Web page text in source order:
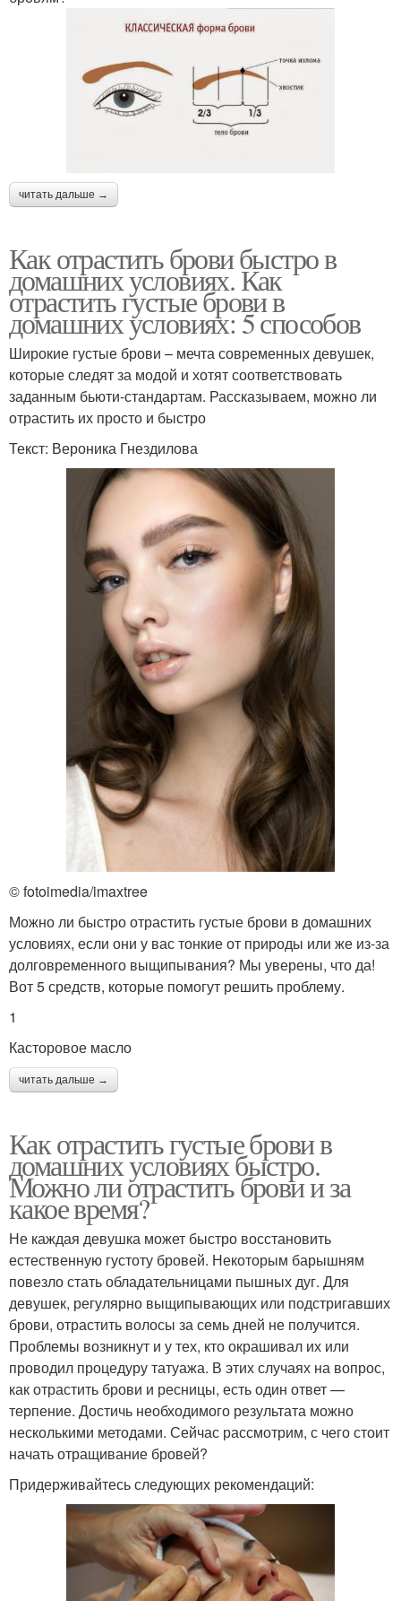
читать дальше →
Как отрастить брови быстро в
домашних условиях. Как
отрастить густые брови в
домашних условиях: 5 способов
Широкие густые брови – мечта современных девушек,
которые следят за модой и хотят соответствовать
заданным бьюти-стандартам. Рассказываем, можно ли
отрастить их просто и быстро
Текст: Вероника Гнездилова
© fotoimedia/imaxtree
Можно ли быстро отрастить густые брови в домашних
условиях, если они у вас тонкие от природы или же из-за
долговременного выщипывания? Мы уверены, что да!
Вот 5 средств, которые помогут решить проблему.
1
Касторовое масло
читать дальше →
Как отрастить густые брови в
домашних условиях быстро.
Можно ли отрастить брови и за
какое время?
Не каждая девушка может быстро восстановить
естественную густоту бровей. Некоторым барышням
повезло стать обладательницами пышных дуг. Для
девушек, регулярно выщипывающих или подстригавших
брови, отрастить волосы за семь дней не получится.
Проблемы возникнут и у тех, кто окрашивал их или
проводил процедуру татуажа. В этих случаях на вопрос,
как отрастить брови и ресницы, есть один ответ —
терпение. Достичь необходимого результата можно
несколькими методами. Сейчас рассмотрим, с чего стоит
начать отращивание бровей?
Придерживайтесь следующих рекомендаций: